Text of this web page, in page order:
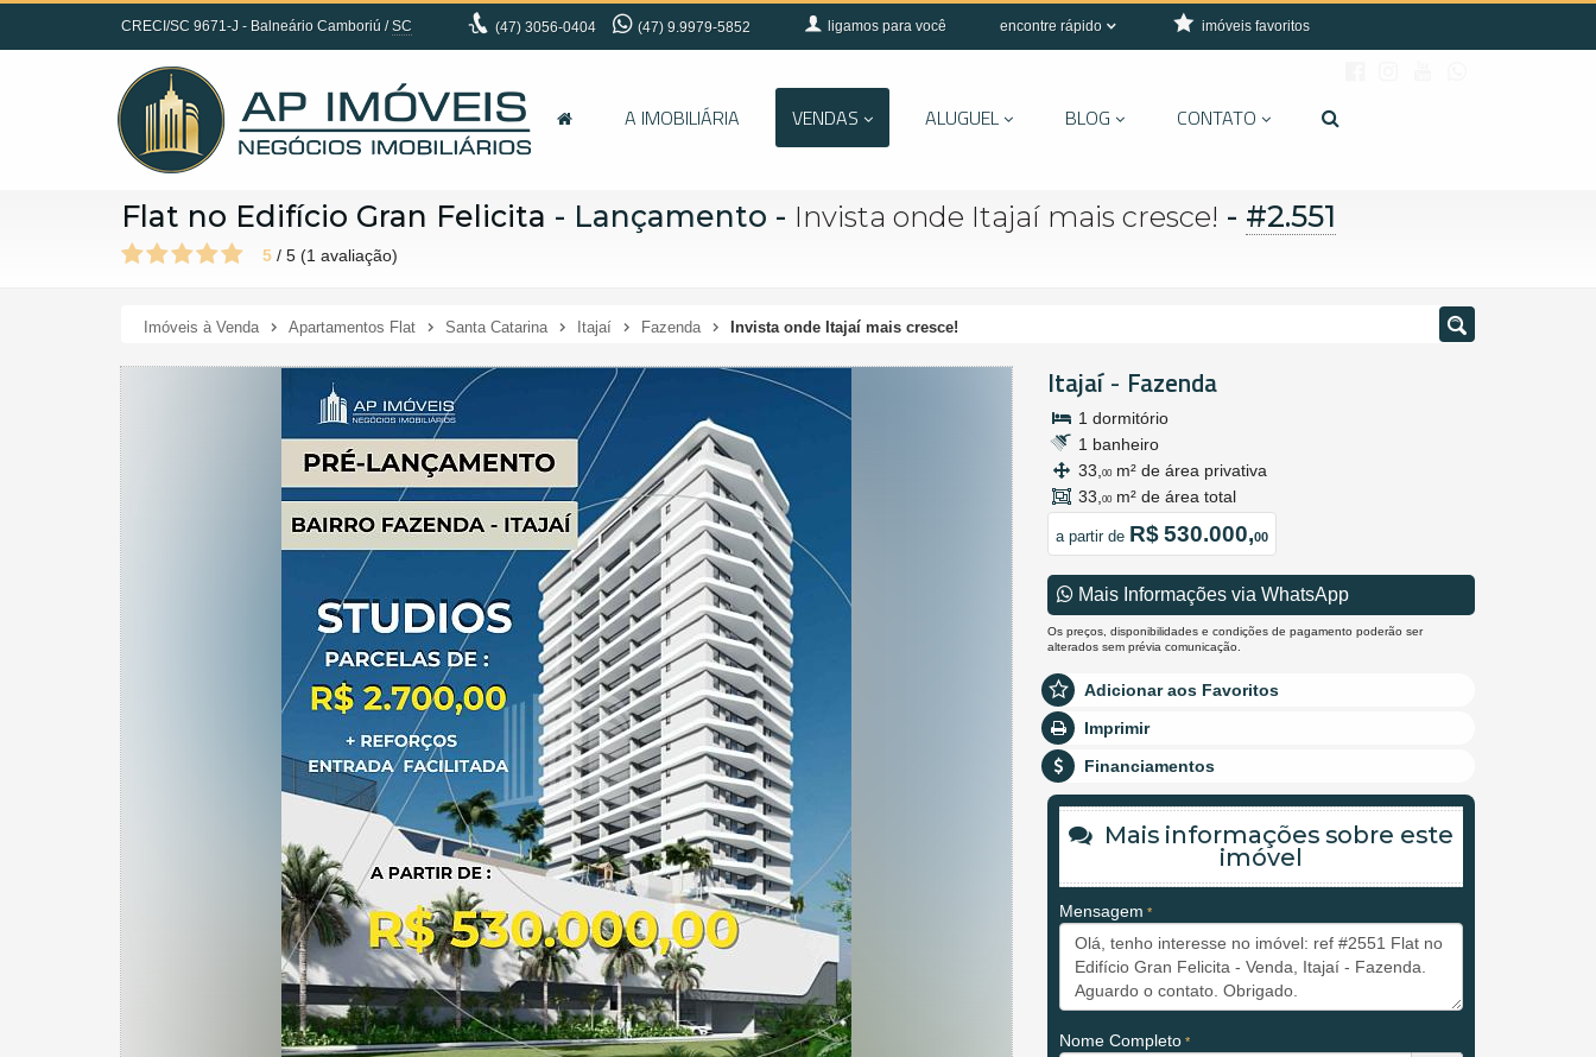
CRECI/SC 9671-J - Balneário Camboriú /SC (47) 3056-0404 (47) 9.9979-5852 ligamos para você encontre rápido imóveis favoritos
A IMOBILIÁRIA VENDAS ALUGUEL BLOG CONTATO
Flat no Edifício Gran Felicita - Lançamento - Invista onde Itajaí mais cresce! - #2.551
5 / 5 (1 avaliação)
Imóveis à Venda Apartamentos Flat Santa Catarina Itajaí Fazenda Invista onde Itajaí mais cresce!
Itajaí- Fazenda
1 dormitório
1 banheiro
33, 00 m² de área privativa
33, 00 m² de área total
a partir de R$ 530.000,00
Mais Informações via WhatsApp
Os preços, disponibilidades e condições de pagamento poderão ser
alterados sem prévia comunicação.
Adicionar aos Favoritos
Imprimir
Financiamentos
Mais informações sobre este
imóvel
Mensagem
Nome Completo